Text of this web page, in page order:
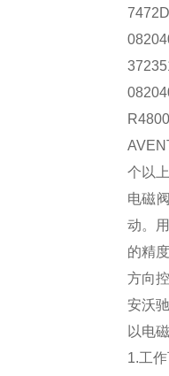
个以
电磁
动。
的精
方向
安沃
以电
1.工